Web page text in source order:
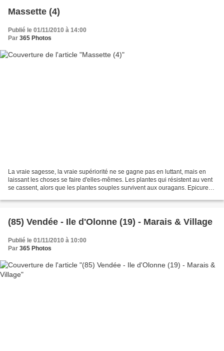
Massette (4)
Publié le 01/11/2010 à 14:00
Par 365 Photos
La vraie sagesse, la vraie supériorité ne se gagne pas en luttant, mais en
laissant les choses se faire d'elles-mêmes. Les plantes qui résistent au vent
se cassent, alors que les plantes souples survivent aux ouragans. Epicure
(85) Vendée - Ile d'Olonne (19) - Marais & Village
Publié le 01/11/2010 à 10:00
Par 365 Photos